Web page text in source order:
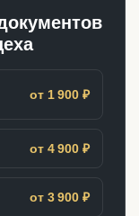
от 1 900 ₽
от 4 900 ₽
от 3 900 ₽